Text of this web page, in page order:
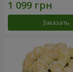
Заказать